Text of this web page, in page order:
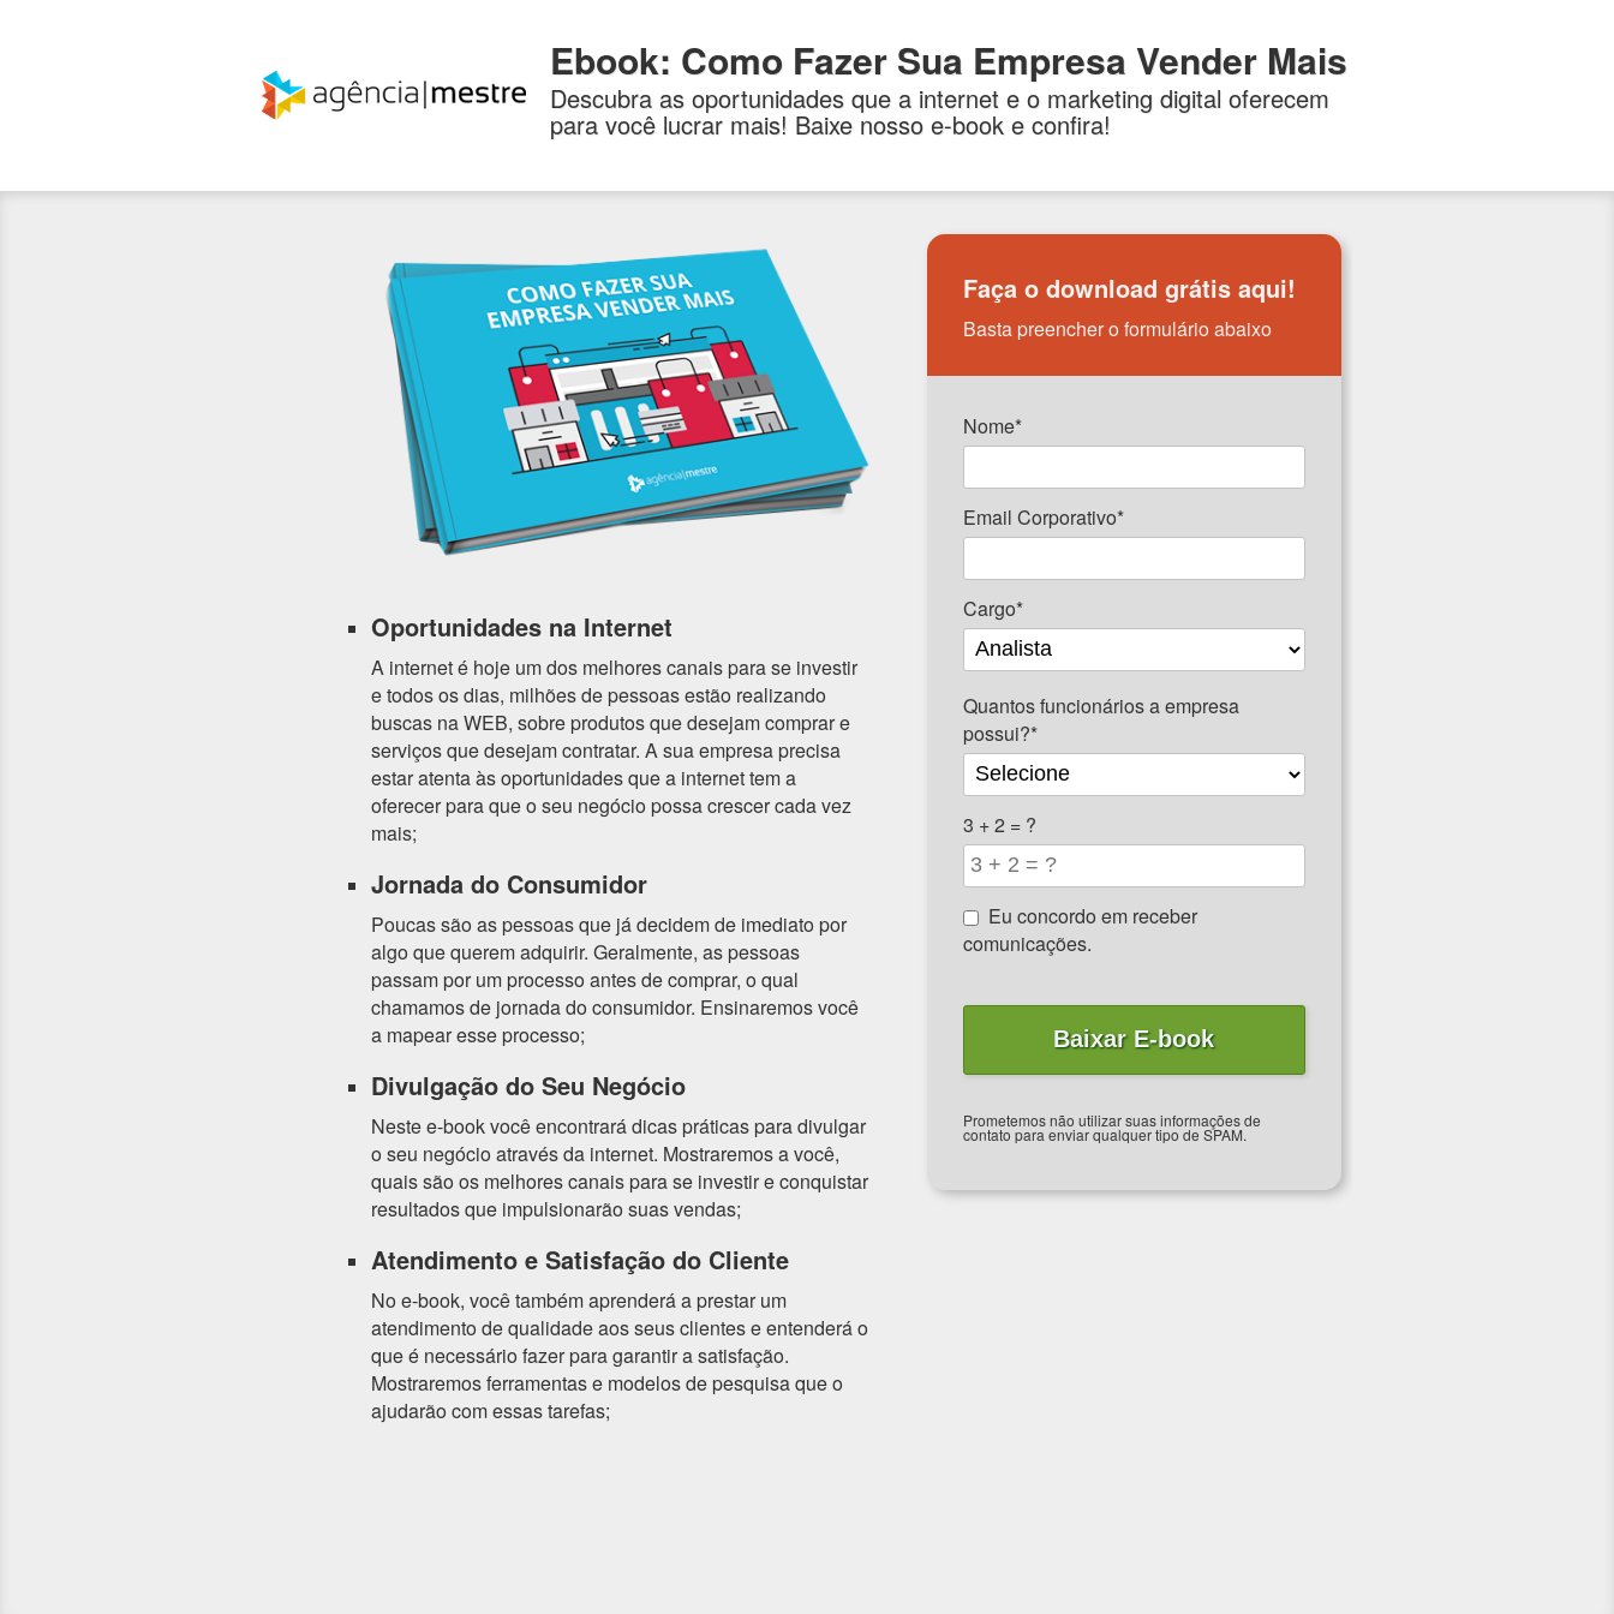
Ebook: Como Fazer Sua Empresa Vender Mais
Descubra as oportunidades que a internet e o marketing digital oferecem
para você lucrar mais! Baixe nosso e-book e confira!
Oportunidades na Internet
A internet é hoje um dos melhores canais para se investir
e todos os dias, milhões de pessoas estão realizando
buscas na WEB, sobre produtos que desejam comprar e
serviços que desejam contratar. A sua empresa precisa
estar atenta às oportunidades que a internet tem a
oferecer para que o seu negócio possa crescer cada vez
mais;
Jornada do Consumidor
Poucas são as pessoas que já decidem de imediato por
algo que querem adquirir. Geralmente, as pessoas
passam por um processo antes de comprar, o qual
chamamos de jornada do consumidor. Ensinaremos você
a mapear esse processo;
Divulgação do Seu Negócio
Neste e-book você encontrará dicas práticas para divulgar
o seu negócio através da internet. Mostraremos a você,
quais são os melhores canais para se investir e conquistar
resultados que impulsionarão suas vendas;
Atendimento e Satisfação do Cliente
No e-book, você também aprenderá a prestar um
atendimento de qualidade aos seus clientes e entenderá o
que é necessário fazer para garantir a satisfação.
Mostraremos ferramentas e modelos de pesquisa que o
ajudarão com essas tarefas;
Faça o download grátis aqui!
Basta preencher o formulário abaixo
Nome*
Email Corporativo*
Cargo*
Quantos funcionários a empresa
possui?*
3 + 2 = ?
Eu concordo em receber
comunicações.
Prometemos não utilizar suas informações de
contato para enviar qualquer tipo de SPAM.